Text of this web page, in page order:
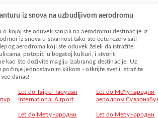
iz snova na uzbudljivom aerodromu
o kojoj ste oduvek sanjali na aerodromu destinacije iz
iz snova u stvarnost tako što ćete rezervisati
aerodroma koji ste oduvek želeli da istražite.
potopiti u bogatoj kulturi, i stvoriti
kao što doživite magiju izabranog destinacije. Uz
počinje jednostavnim klikom - otkrijte svet i istražite
danas!
Let do Taipei Taoyuan
International Airport
Let do Међународни
аеродром
Let do Међународни
Let do Међународни